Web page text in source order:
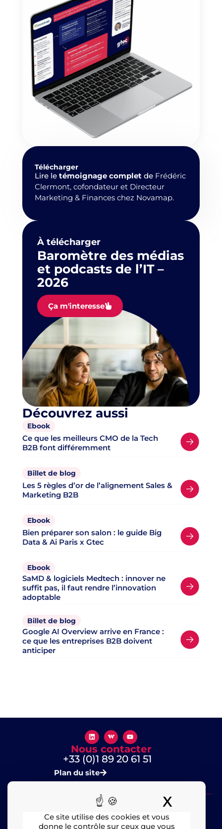
Ce site utilise des cookies et vous
donne le contrôle sur ceux que vous
X
Télécharger
Lire le témoignage complet de Frédéric
Clermont, cofondateur et Directeur
Marketing & Finances chez Novamap.
À télécharger
Baromètre des médias
et podcasts de l’IT –
2026
Ça m'interesse
Découvrez aussi
Ebook
Ce que les meilleurs CMO de la Tech
B2B font différemment
Billet de blog
Les 5 règles d’or de l’alignement Sales &
Marketing B2B
Ebook
Bien préparer son salon : le guide Big
Data & Ai Paris x Gtec
Ebook
SaMD & logiciels Medtech : innover ne
suffit pas, il faut rendre l’innovation
adoptable
Billet de blog
Google AI Overview arrive en France :
ce que les entreprises B2B doivent
anticiper
Nous contacter
+33 (0)1 89 20 61 51
Plan du site